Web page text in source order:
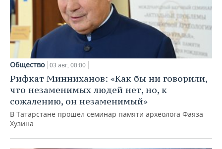
Общество 03 авг, 00:00
Рифкат Минниханов: «Как бы ни говорили,
что незаменимых людей нет, но, к
сожалению, он незаменимый»
В Татарстане прошел семинар памяти археолога Фаяза
Хузина